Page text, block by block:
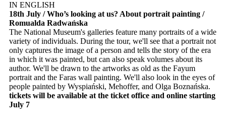
IN ENGLISH
18th July / Who’s looking at us? About portrait painting /
Romualda Radwańska
The National Museum's galleries feature many portraits of a wide
variety of individuals. During the tour, we'll see that a portrait not
only captures the image of a person and tells the story of the era
in which it was painted, but can also speak volumes about its
author. We'll be drawn to the artworks as old as the Fayum
portrait and the Faras wall painting. We'll also look in the eyes of
people painted by Wyspiański, Mehoffer, and Olga Boznańska.
tickets will be available at the ticket office and online starting
July 7